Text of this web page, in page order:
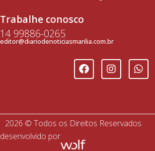
Trabalhe conosco
14 99886-0265
editor@diariodenoticiasmarilia.com.br
2026 © Todos os Direitos Reservados
desenvolvido por